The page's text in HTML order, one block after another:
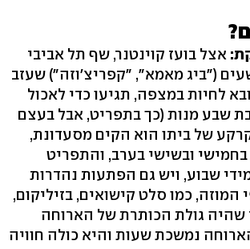
אצל בועז קוינטנר, שף תל אביבי
("ביג מאמא", "קפריצ'וזה") שעזב
לחיות במצפה, תגיעו כדי לאכול
שבע מנות (כך בתפריט, אבל בעצם
של ביתו הוא הקים מסעדונת,
ובשישי בערב, והתפריט
שבוע, ויש גם הפתעות נהדרות
המוזה, כמו סלט קישואים, בזיליקום,
שהיה גולת הכותרת של הארוחה
נמשכת שעות והיא כולה חוויה